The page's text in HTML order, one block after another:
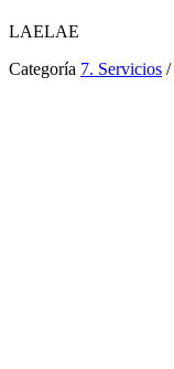
LAELAE
Categoría 7. Servicios /